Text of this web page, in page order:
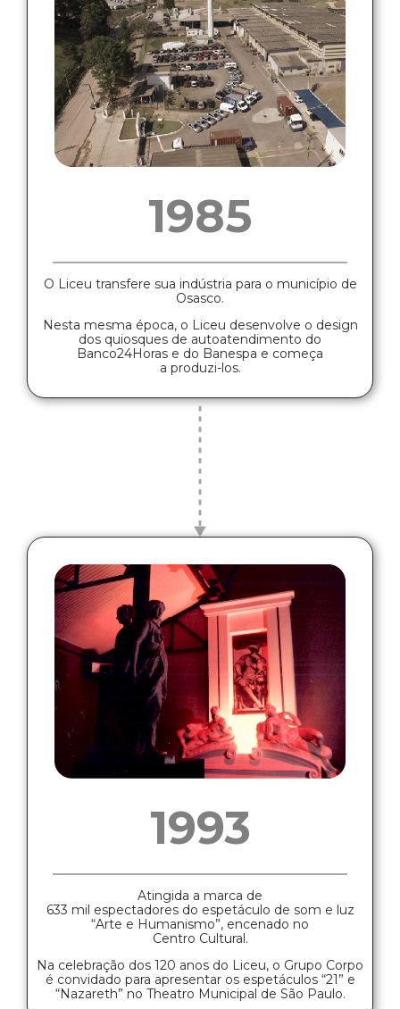
1985
O Liceu transfere sua indústria para o município de
Osasco.
Nesta mesma época, o Liceu desenvolve o design
dos quiosques de autoatendimento do
Banco24Horas e do Banespa e começa
a produzi-los.
1993
Atingida a marca de
633 mil espectadores do espetáculo de som e luz
“Arte e Humanismo”, encenado no
Centro Cultural.
Na celebração dos 120 anos do Liceu, o Grupo Corpo
é convidado para apresentar os espetáculos “21” e
“Nazareth” no Theatro Municipal de São Paulo.